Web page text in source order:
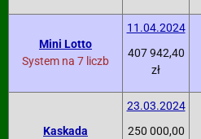
Mini Lotto
System na 7 liczb
11.04.2024
407 942,40
zł
Kaskada
23.03.2024
250 000,00